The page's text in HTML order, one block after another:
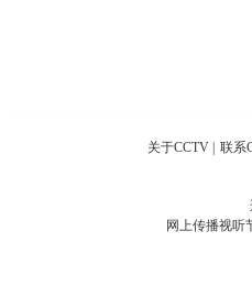
关于CCTV 联系
网上传播视听